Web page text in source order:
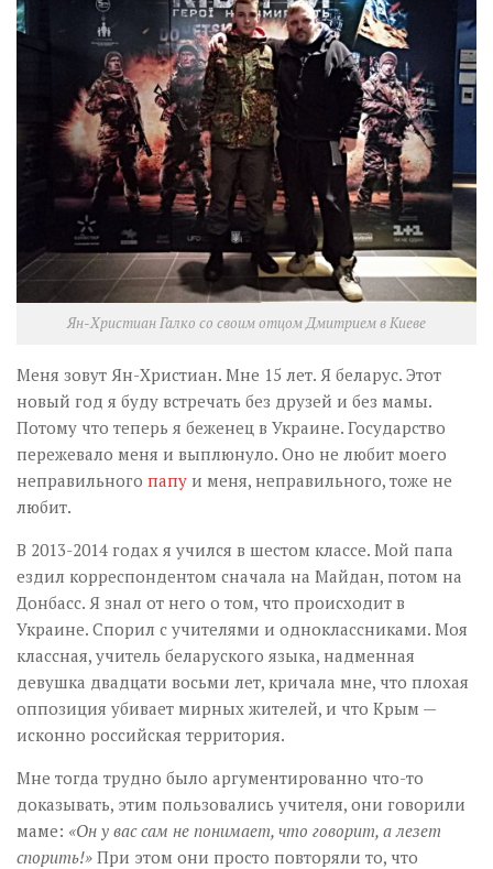
Візуальне
Научпоп
Головне
Цитати
Inter/antinational
Ян-Христиан Галко со своим отцом Дмитрием в Киеве
Меня зовут Ян-Христиан. Мне 15 лет. Я беларус. Этот
новый год я буду встречать без друзей и без мамы.
Потому что теперь я беженец в Украине. Государство
пережевало меня и выплюнуло. Оно не любит моего
неправильного папу и меня, неправильного, тоже не
любит.
В 2013-2014 годах я учился в шестом классе. Мой папа
ездил корреспондентом сначала на Майдан, потом на
Донбасс. Я знал от него о том, что происходит в
Украине. Спорил с учителями и одноклассниками. Моя
классная, учитель беларуского языка, надменная
девушка двадцати восьми лет, кричала мне, что плохая
оппозиция убивает мирных жителей, и что Крым —
исконно российская территория.
Мне тогда трудно было аргументированно что-то
доказывать, этим пользовались учителя, они говорили
маме: «Он у вас сам не понимает, что говорит, а лезет
спорить!» При этом они просто повторяли то, что